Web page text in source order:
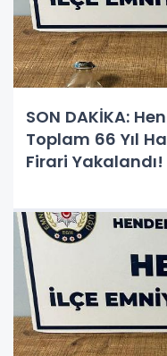
SON DAKİKA:
Toplam 66 Yıl
Firari